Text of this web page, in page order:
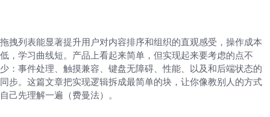
拖拽列表能显著提升用户对内容排序和组织的直观感受，操作成本
低，学习曲线短。产品上看起来简单，但实现起来要考虑的点不
少：事件处理、触摸兼容、键盘无障碍、性能、以及和后端状态的
同步。这篇文章把实现逻辑拆成最简单的块，让你像教别人的方式
自己先理解一遍（费曼法）。